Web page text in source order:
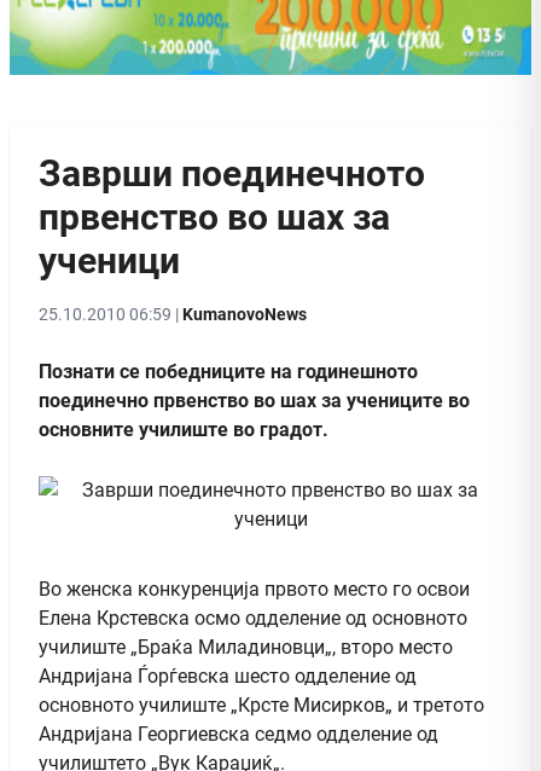
Заврши поединечното
првенство во шах за
ученици
25.10.2010 06:59 |KumanovoNews
Познати се победниците на годинешното
поединечно првенство во шах за учениците во
основните училиште во градот.
Во женска конкуренција првото место го освои
Елена Крстевска осмо одделение од основното
училиште „Браќа Миладиновци„, второ место
Андријана Ѓорѓевска шесто одделение од
основното училиште „Крсте Мисирков„ и третото
Андријана Георгиевска седмо одделение од
училиштето „Вук Караџиќ„.